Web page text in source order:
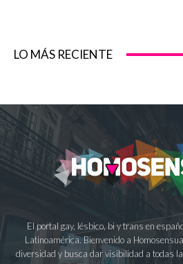
LO MÁS RECIENTE
El portal gay, lésbico, bi y trans en
Latinoamérica. Bienvenido a
diversidad y busca dar visibilidad a todas